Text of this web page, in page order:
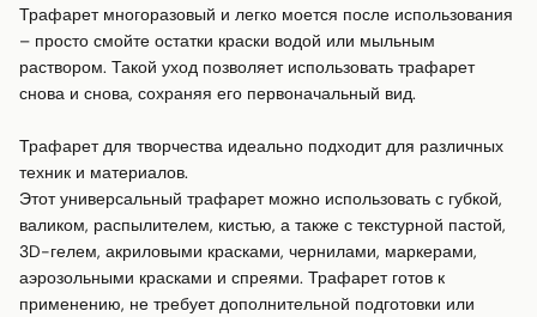
Трафарет многоразовый и легко моется после использования
– просто смойте остатки краски водой или мыльным
раствором. Такой уход позволяет использовать трафарет
снова и снова, сохраняя его первоначальный вид.
Трафарет для творчества идеально подходит для различных
техник и материалов.
Этот универсальный трафарет можно использовать с губкой,
валиком, распылителем, кистью, а также с текстурной пастой,
3D-гелем, акриловыми красками, чернилами, маркерами,
аэрозольными красками и спреями. Трафарет готов к
применению, не требует дополнительной подготовки или